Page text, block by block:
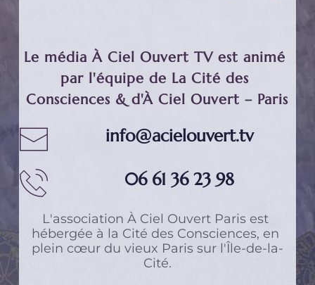
Le média À Ciel Ouvert TV est animé
par l'équipe de La Cité des
Consciences & d'À Ciel Ouvert – Paris
info@acielouvert.tv
06 61 36 23 98
L'association À Ciel Ouvert Paris est
hébergée à la Cité des Consciences, en
plein cœur du vieux Paris sur l'Île-de-la-
Cité.